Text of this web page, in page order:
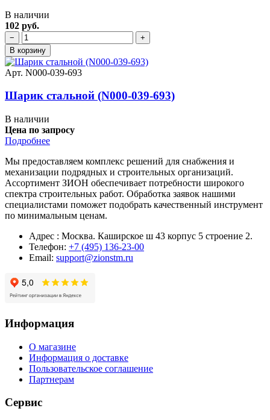
В наличии
102 руб.
−
+
В корзину
Арт. N000-039-693
Шарик стальной (N000-039-693)
В наличии
Цена по запросу
Подробнее
Мы предоставляем комплекс решений для снабжения и
механизации подрядных и строительных организаций.
Ассортимент ЗИОН обеспечивает потребности широкого
спектра строительных работ. Обработка заявок нашими
специалистами поможет подобрать качественный инструмент
по минимальным ценам.
Адрес : Москва. Каширское ш 43 корпус 5 строение 2.
Телефон: +7 (495) 136-23-00
Email: support@zionstm.ru
Информация
О магазине
Информация о доставке
Пользовательское соглашение
Партнерам
Сервис